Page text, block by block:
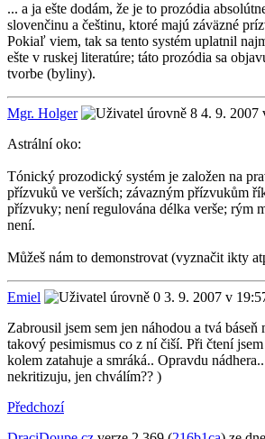
... a ja ešte dodám, že je to prozódia
slovenčinu a češtinu, ktoré majú záväzné
Pokiaľ viem, tak sa tento systém uplatnil
ešte v ruskej literatúre; táto prozódia sa
tvorbe (byliny).
Mgr. Holger
4. 9. 2007
Astrální oko:
Tónický prozodický systém je založen na
přízvuků ve verších; závazným přízvukům
přízvuky; není regulována délka verše; rým
není.
Můžeš nám to demonstrovat (vyznačit ikty
Emiel
3. 9. 2007 v
Zabrousil jsem sem jen náhodou a tvá báseň
takový pesimismus co z ní čiší. Při čtení
kolem zatahuje a smráká.. Opravdu
nekritizuju, jen chválím?? )
Předchozí